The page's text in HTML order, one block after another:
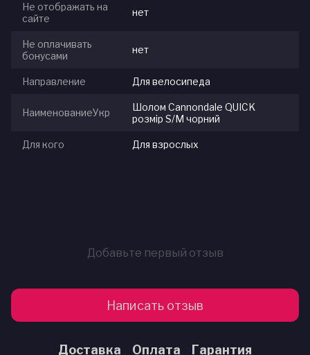
Не отображать на
сайте
нет
Не оплачивать
бонусами
нет
Направление Для велосипеда
НаименованиеУкр
Шолом Cannondale QUICK
розмір S/M чорний
Для кого Для взрослых
Добавьте первый отзыв
Написать отзыв
Доставка Оплата Гарантия